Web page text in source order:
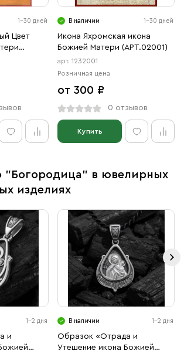
1-30 дней
Цвет
В наличии 1-30 дней
Икона Яхромская икона
Божией Матери (АРТ.02001)
арт. 1232001
Розничная цена
от 300 ₽
0 отзывов
Купить
"Богородица" в ювелирных
изделиях
1-2 дня
и
В наличии 1-2 дня
Образок «Отрада и
Утешение икона Божией